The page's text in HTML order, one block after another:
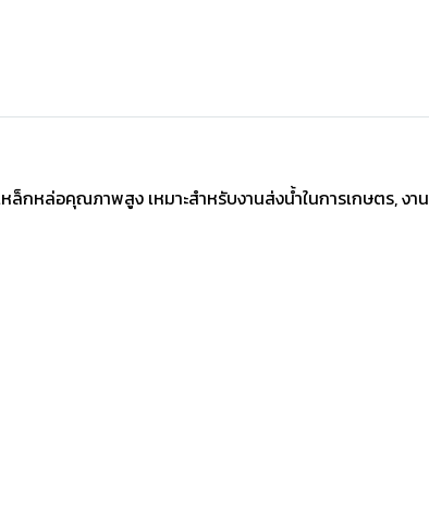
หล่อคุณภาพสูง เหมาะสำหรับงานส่งนํ้าในการเกษตร, งา